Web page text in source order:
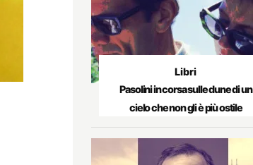
Libri
Pasolini in corsa sulle dune di un
cielo che non gli è più ostile